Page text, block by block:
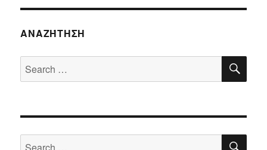
ΑΝΑΖΉΤΗΣΗ
Search
for:
Search